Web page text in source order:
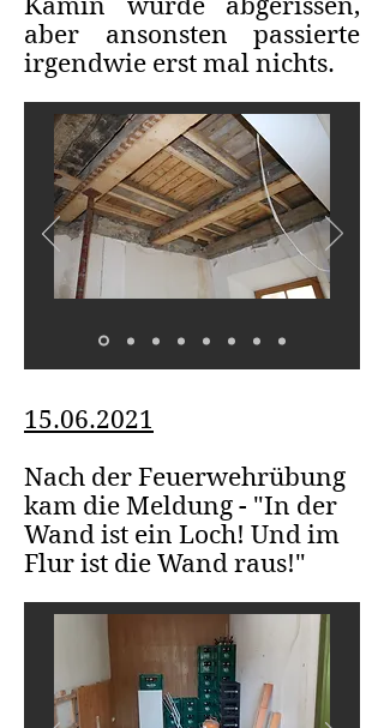
Kamin wurde abgerissen,
aber ansonsten passierte
irgendwie erst mal nichts.
15.06.2021
Nach der Feuerwehrübung
kam die Meldung - "In der
Wand ist ein Loch! Und im
Flur ist die Wand raus!"